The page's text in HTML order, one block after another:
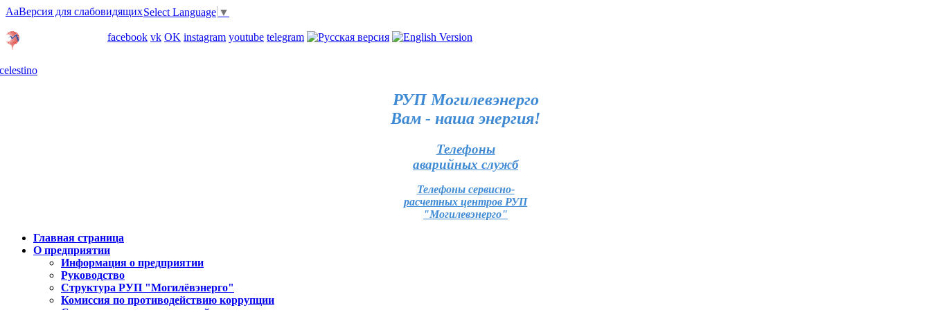
AaВерсия для слабовидящихSelect Language ▼
facebook vk OK instagram youtube telegram
РУП Могилевэнерго
Вам - наша энергия!
Телефоны
аварийных служб
Телефоны сервисно-
расчетных центров РУП
"Могилевэнерго"
Главная страница
О предприятии
Информация о предприятии
Руководство
Структура РУП "Могилёвэнерго"
Комиссия по противодействию коррупции